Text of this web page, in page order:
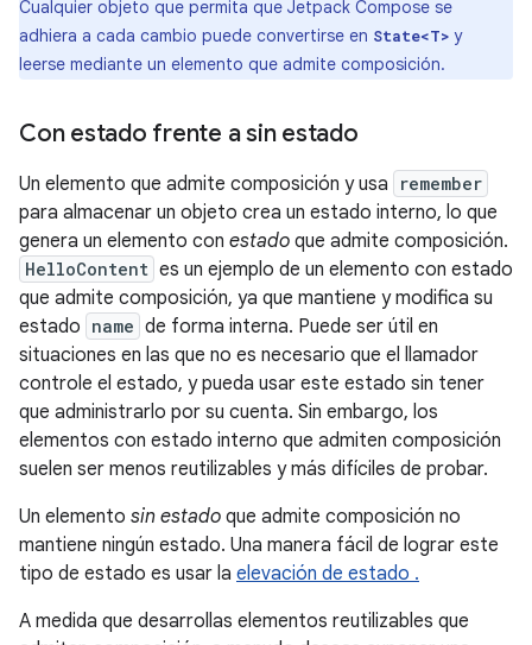
Cualquier objeto que permita que Jetpack Compose se
adhiera a cada cambio puede convertirse en State<T> y
leerse mediante un elemento que admite composición.
Con estado frente a sin estado
Un elemento que admite composición y usa remember
para almacenar un objeto crea un estado interno, lo que
genera un elemento con estado que admite composición.
HelloContent es un ejemplo de un elemento con estado
que admite composición, ya que mantiene y modifica su
estado name de forma interna. Puede ser útil en
situaciones en las que no es necesario que el llamador
controle el estado, y pueda usar este estado sin tener
que administrarlo por su cuenta. Sin embargo, los
elementos con estado interno que admiten composición
suelen ser menos reutilizables y más difíciles de probar.
Un elemento sin estado que admite composición no
mantiene ningún estado. Una manera fácil de lograr este
tipo de estado es usar la elevación de estado .
A medida que desarrollas elementos reutilizables que